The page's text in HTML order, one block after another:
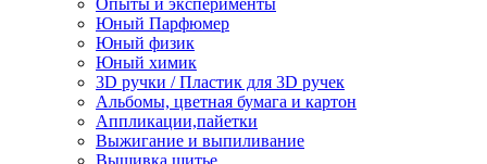
Опыты и эксперименты
Юный Парфюмер
Юный физик
Юный химик
3D ручки / Пластик для 3D ручек
Альбомы, цветная бумага и картон
Аппликации,пайетки
Выжигание и выпиливание
Вышивка,шитье